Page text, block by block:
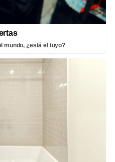
mundo, ¿está el tuyo?